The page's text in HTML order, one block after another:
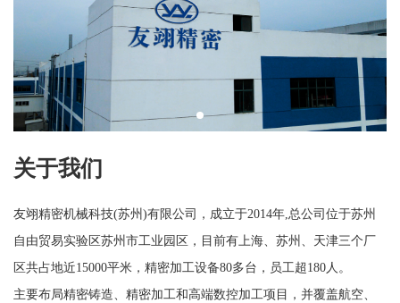
关于我们
友翊精密机械科技(苏州)有限公司，成立于2014年,总公司位于苏州
自由贸易实验区苏州市工业园区，目前有上海、苏州、天津三个厂
区共占地近15000平米，精密加工设备80多台，员工超180人。
主要布局精密铸造、精密加工和高端数控加工项目，并覆盖航空、